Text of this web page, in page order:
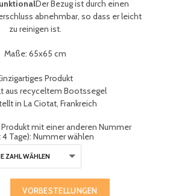
Der Bezug ist durch einen
abnehmbar, so dass er leicht
zu reinigen ist.
Maße: 65x65 cm
Produkt
aus recyceltem Bootssegel
in La Ciotat, Frankreich
mit einer anderen Nummer
4 Tage): Nummer wählen
VORBESTELLUNGEN